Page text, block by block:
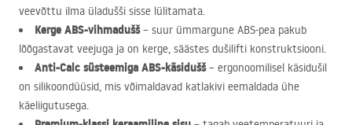
veevõttu ilma üladušši sisse lülitamata.
Kerge ABS-vihmadušš– suur ümmargune ABS-pea pakub
lõõgastavat veejuga ja on kerge, säästes dušilifti konstruktsiooni.
Anti-Calc süsteemiga ABS-käsidušš– ergonoomilisel käsidušil
on silikoondüüsid, mis võimaldavad katlakivi eemaldada ühe
käeliigutusega.